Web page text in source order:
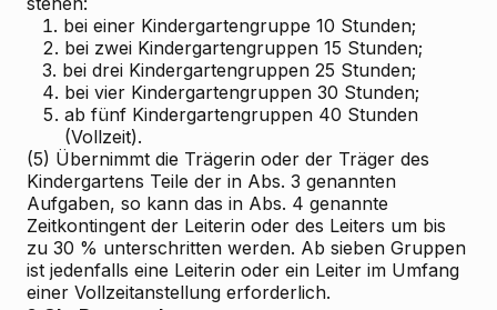
1. bei einer Kindergartengruppe 10 Stunden;
2. bei zwei Kindergartengruppen 15 Stunden;
3. bei drei Kindergartengruppen 25 Stunden;
4. bei vier Kindergartengruppen 30 Stunden;
5. ab fünf Kindergartengruppen 40 Stunden
(Vollzeit).
(5) Übernimmt die Trägerin oder der Träger des
Kindergartens Teile der in Abs. 3 genannten
Aufgaben, so kann das in Abs. 4 genannte
Zeitkontingent der Leiterin oder des Leiters um bis
zu 30 % unterschritten werden. Ab sieben Gruppen
ist jedenfalls eine Leiterin oder ein Leiter im Umfang
einer Vollzeitanstellung erforderlich.